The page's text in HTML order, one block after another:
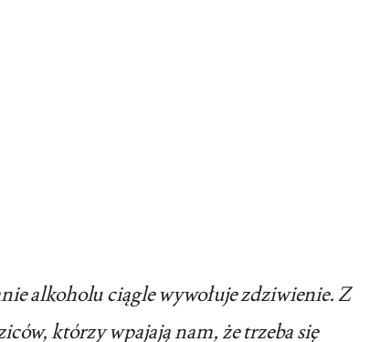
alkoholu ciągle wywołuje zdziwienie. Z
którzy wpajają nam, że trzeba się